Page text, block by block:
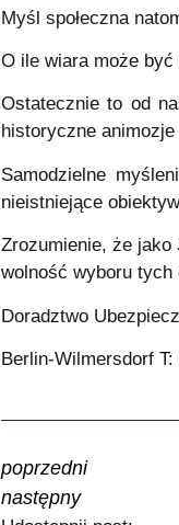
Myśl społeczna
O ile wiara może
Ostatecznie to od
historyczne
Samodzielne
nieistniejące
Zrozumienie, że jako
wolność wyboru tych
Doradztwo
Berlin-Wilmersdorf
poprzedni
następny